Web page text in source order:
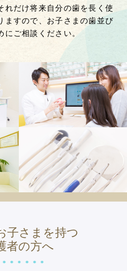
れだけ将来自分の歯を長く使
ますので、お子さまの歯並び
にご相談ください。
子さまを持つ
者の方へ